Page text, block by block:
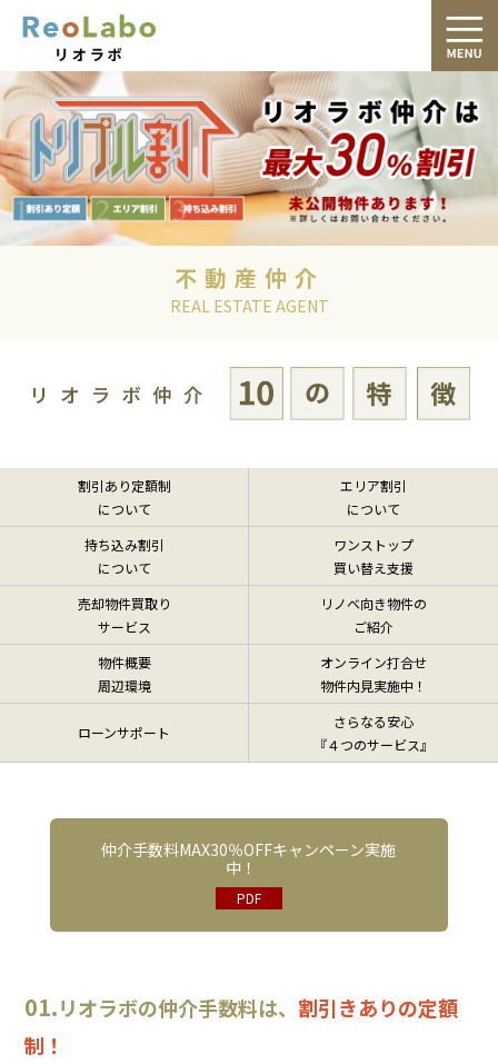
不動産仲介
REAL ESTATE AGENT
割引あり定額制
について
エリア割引
について
持ち込み割引
について
ワンストップ
買い替え支援
売却物件買取り
サービス
リノベ向き物件の
ご紹介
物件概要
周辺環境
オンライン打合せ
物件内見実施中！
ローンサポート
さらなる安心
『４つのサービス』
仲介手数料MAX30％OFFキャンペーン実施
中！
PDF
01.リオラボの仲介手数料は、 割引きありの定額
制！